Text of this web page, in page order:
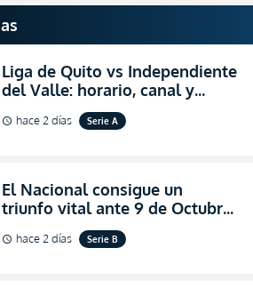
Liga de Quito vs Independiente
del Valle: horario, canal y
dónde ver EN VIVO el
partidazo por la fecha 24 de la
schedule hace 2 días Serie A
El Nacional consigue un
triunfo vital ante 9 de Octubre
para encender la fe en la
salvación
schedule hace 2 días Serie B